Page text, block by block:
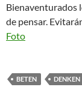
Bienaventurados
de pensar.
Foto
BETEN DENKEN